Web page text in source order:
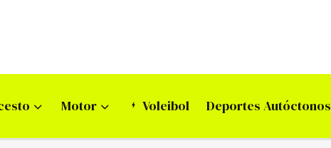
Motor Voleibol Deportes Autóctonos